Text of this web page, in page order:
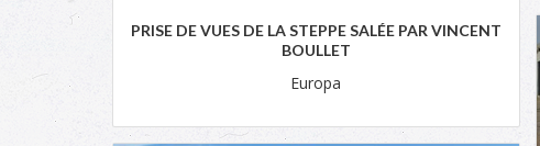
PRISE DE VUES DE LA STEPPE SALÉE PAR VINCENT
BOULLET
Europa